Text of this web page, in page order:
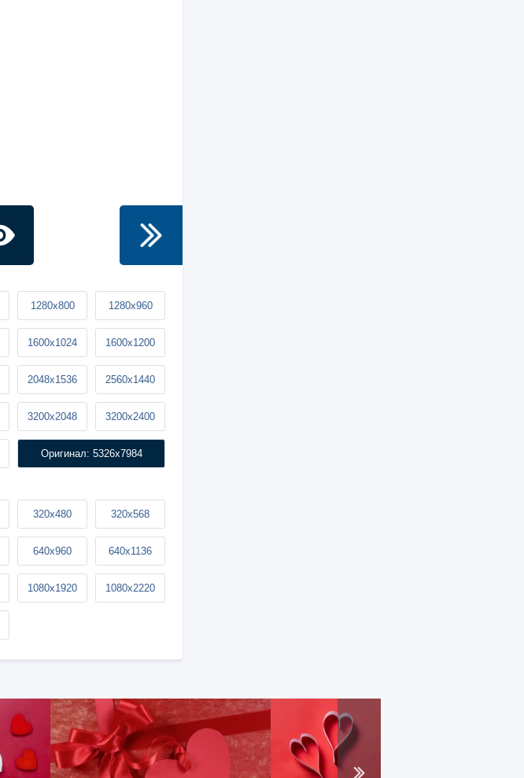
1280x800 1280x960
1600x1024 1600x1200
2048x1536 2560x1440
3200x2048 3200x2400
Оригинал: 5326x7984
320x480 320x568
640x960 640x1136
1080x1920 1080x2220